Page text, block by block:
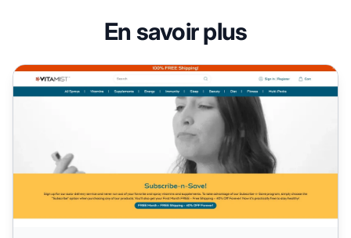
En savoir plus
Programme d'affiliation Vitamist